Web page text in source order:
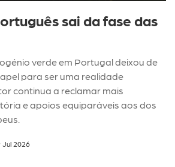
sai da fase das
verde em Portugal deixou de
para ser uma realidade
continua a reclamar mais
e apoios equiparáveis aos dos
Jul 2026